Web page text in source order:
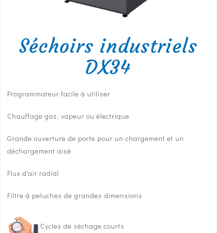
Séchoirs industriels
DX34
Programmateur facile à utiliser
Chauffage gaz, vapeur ou électrique
Grande ouverture de porte pour un chargement et un
déchargement aisé
Flux d'air radial
Filtre à peluches de grandes dimensions
Cycles de séchage courts